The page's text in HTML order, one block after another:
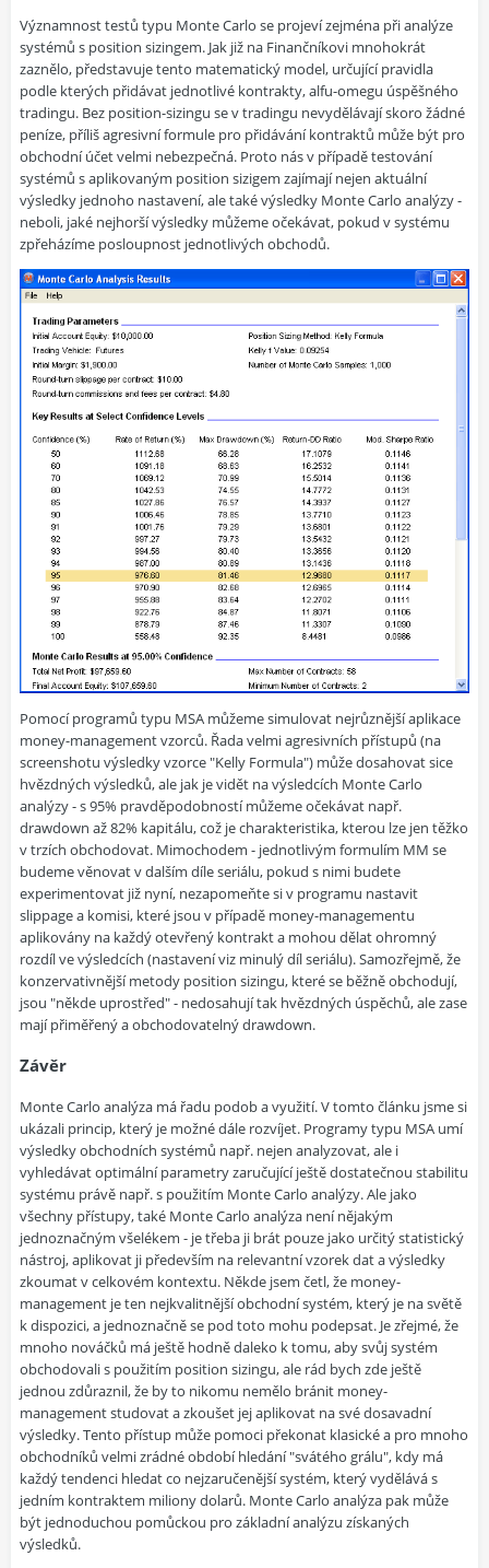
Významnost testů typu Monte Carlo se projeví zejména při analýze
systémů s position sizingem. Jak již na Finančníkovi mnohokrát
zaznělo, představuje tento matematický model, určující pravidla
podle kterých přidávat jednotlivé kontrakty, alfu-omegu úspěšného
tradingu. Bez position-sizingu se v tradingu nevydělávají skoro žádné
peníze, příliš agresivní formule pro přidávání kontraktů může být pro
obchodní účet velmi nebezpečná. Proto nás v případě testování
systémů s aplikovaným position sizigem zajímají nejen aktuální
výsledky jednoho nastavení, ale také výsledky Monte Carlo analýzy -
neboli, jaké nejhorší výsledky můžeme očekávat, pokud v systému
zpřeházíme posloupnost jednotlivých obchodů.
Pomocí programů typu MSA můžeme simulovat nejrůznější aplikace
money-management vzorců. Řada velmi agresivních přístupů (na
screenshotu výsledky vzorce "Kelly Formula") může dosahovat sice
hvězdných výsledků, ale jak je vidět na výsledcích Monte Carlo
analýzy - s 95% pravděpodobností můžeme očekávat např.
drawdown až 82% kapitálu, což je charakteristika, kterou lze jen těžko
v trzích obchodovat. Mimochodem - jednotlivým formulím MM se
budeme věnovat v dalším díle seriálu, pokud s nimi budete
experimentovat již nyní, nezapomeňte si v programu nastavit
slippage a komisi, které jsou v případě money-managementu
aplikovány na každý otevřený kontrakt a mohou dělat ohromný
rozdíl ve výsledcích (nastavení viz minulý díl seriálu). Samozřejmě, že
konzervativnější metody position sizingu, které se běžně obchodují,
jsou "někde uprostřed" - nedosahují tak hvězdných úspěchů, ale zase
mají přiměřený a obchodovatelný drawdown.
Závěr
Monte Carlo analýza má řadu podob a využití. V tomto článku jsme si
ukázali princip, který je možné dále rozvíjet. Programy typu MSA umí
výsledky obchodních systémů např. nejen analyzovat, ale i
vyhledávat optimální parametry zaručující ještě dostatečnou stabilitu
systému právě např. s použitím Monte Carlo analýzy. Ale jako
všechny přístupy, také Monte Carlo analýza není nějakým
jednoznačným všelékem - je třeba ji brát pouze jako určitý statistický
nástroj, aplikovat ji především na relevantní vzorek dat a výsledky
zkoumat v celkovém kontextu. Někde jsem četl, že money-
management je ten nejkvalitnější obchodní systém, který je na světě
k dispozici, a jednoznačně se pod toto mohu podepsat. Je zřejmé, že
mnoho nováčků má ještě hodně daleko k tomu, aby svůj systém
obchodovali s použitím position sizingu, ale rád bych zde ještě
jednou zdůraznil, že by to nikomu nemělo bránit money-
management studovat a zkoušet jej aplikovat na své dosavadní
výsledky. Tento přístup může pomoci překonat klasické a pro mnoho
obchodníků velmi zrádné období hledání "svátého grálu", kdy má
každý tendenci hledat co nejzaručenější systém, který vydělává s
jedním kontraktem miliony dolarů. Monte Carlo analýza pak může
být jednoduchou pomůckou pro základní analýzu získaných
výsledků.